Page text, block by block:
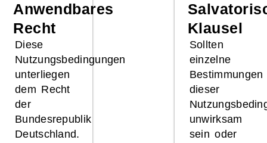
Anwendbares
Recht
Diese
Nutzungsbedingungen
unterliegen
dem Recht
der
Bundesrepublik
Deutschland.
Klausel
Sollten
einzelne
Bestimmungen
dieser
unwirksam
sein oder